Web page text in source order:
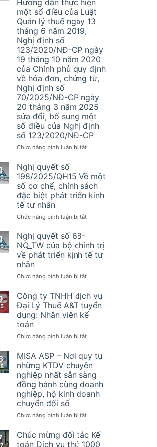
vụ
Đại
Lý
tuyển
dụng
nhân
sự
kế
Hướng dẫn thực hiện
một số điều của Luật
Quản lý thuế ngày 13
tháng 6 năm 2019,
Nghị định số
123/2020/NĐ-CP ngày
19 tháng 10 năm 2020
của Chính phủ quy định
về hóa đơn, chứng từ,
Nghị định số
70/2025/NĐ-CP ngày
20 tháng 3 năm 2025
sửa đổi, bổ sung một
số điều của Nghị định
số 123/2020/NĐ-CP
Chức năng bình luận bị tắtở
Số
32/2025/TT-
BTC
dẫn
số
điều
thuế
ngày
13
Nghị
định
số
123/2020/NĐ-
CP
tháng
năm
2020
Nghị quyết số
198/2025/QH15 Về một
số cơ chế, chính sách
đặc biệt phát triển kinh
tế tư nhân
Chức năng bình luận bị tắtở
số
198/2025/QH15
Về
số
chế,
chính
sách
đặc
phát
tế
tư
nhân
Nghị quyết số 68-
NQ_TW của bộ chính trị
về phát triển kịnh tế tư
nhân
Chức năng bình luận bị tắtở
quyết
số
68-
NQ_TW
bộ
về
phát
triển
kịnh
tế
Công ty TNHH dịch vụ
Đại Lý Thuế A&T tuyển
dụng: Nhân viên kế
toán
Chức năng bình luận bị tắtở
TNHH
dịch
vụ
Đại
Lý
Nhân
MISA ASP – Nơi quy tụ
những KTDV chuyên
nghiệp nhất sẵn sàng
đồng hành cùng doanh
nghiệp, hộ kinh doanh
chuyển đổi số
Chức năng bình luận bị tắtở
ASP
–
Chúc mừng đối tác Kế
toán Dịch vụ thứ 1000